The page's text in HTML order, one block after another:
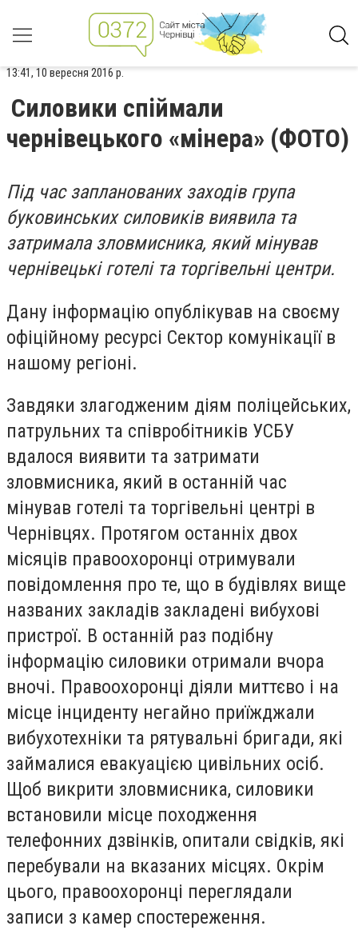
13:41, 10 вересня 2016 р.
Силовики спіймали
чернівецького «мінера» (ФОТО)
Під час запланованих заходів група
буковинських силовиків виявила та
затримала зловмисника, який мінував
чернівецькі готелі та торгівельні центри.
Дану інформацію опублікував на своєму
офіційному ресурсі Сектор комунікації в
нашому регіоні.
Завдяки злагодженим діям поліцейських,
патрульних та співробітників УСБУ
вдалося виявити та затримати
зловмисника, який в останній час
мінував готелі та торгівельні центрі в
Чернівцях. Протягом останніх двох
місяців правоохоронці отримували
повідомлення про те, що в будівлях вище
названих закладів закладені вибухові
пристрої. В останній раз подібну
інформацію силовики отримали вчора
вночі. Правоохоронці діяли миттєво і на
місце інциденту негайно приїжджали
вибухотехніки та рятувальні бригади, які
займалися евакуацією цивільних осіб.
Щоб викрити зловмисника, силовики
встановили місце походження
телефонних дзвінків, опитали свідків, які
перебували на вказаних місцях. Окрім
цього, правоохоронці переглядали
записи з камер спостереження.